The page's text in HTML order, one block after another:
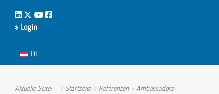
LinkedIn
Twitter
Youtube
Facebook
» Login
Sprache auswählen
DE
Aktuelle Seite: Startseite Referenzen Ambassadors